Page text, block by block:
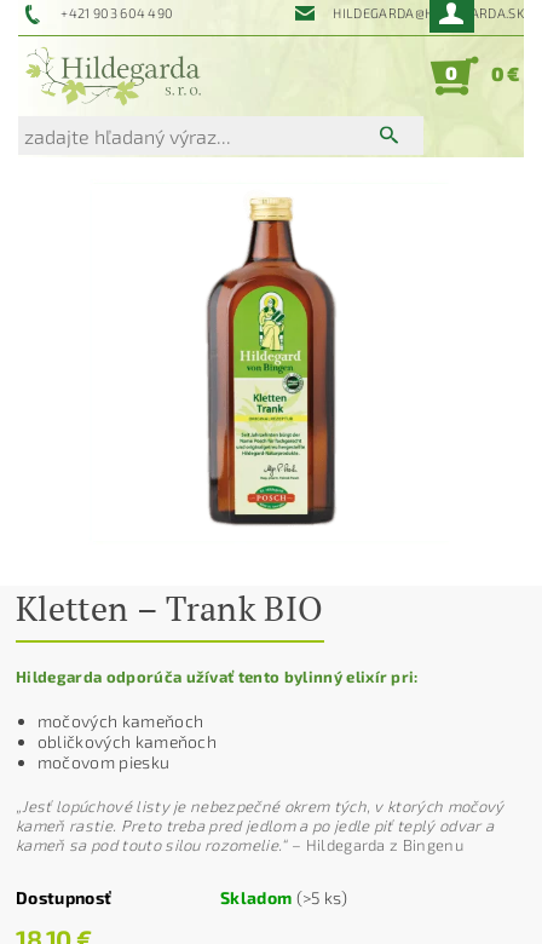
+421 903 604 490 HILDEGARDA@HILDEGARDA.SK
0 0 €
Kletten – Trank BIO
Hildegarda odporúča užívať tento bylinný elixír pri:
močových kameňoch
obličkových kameňoch
močovom piesku
„Jesť lopúchové listy je nebezpečné okrem tých, v ktorých močový
kameň rastie. Preto treba pred jedlom a po jedle piť teplý odvar a
kameň sa pod touto silou rozomelie.“ – Hildegarda z Bingenu
Dostupnosť Skladom (>5 ks)